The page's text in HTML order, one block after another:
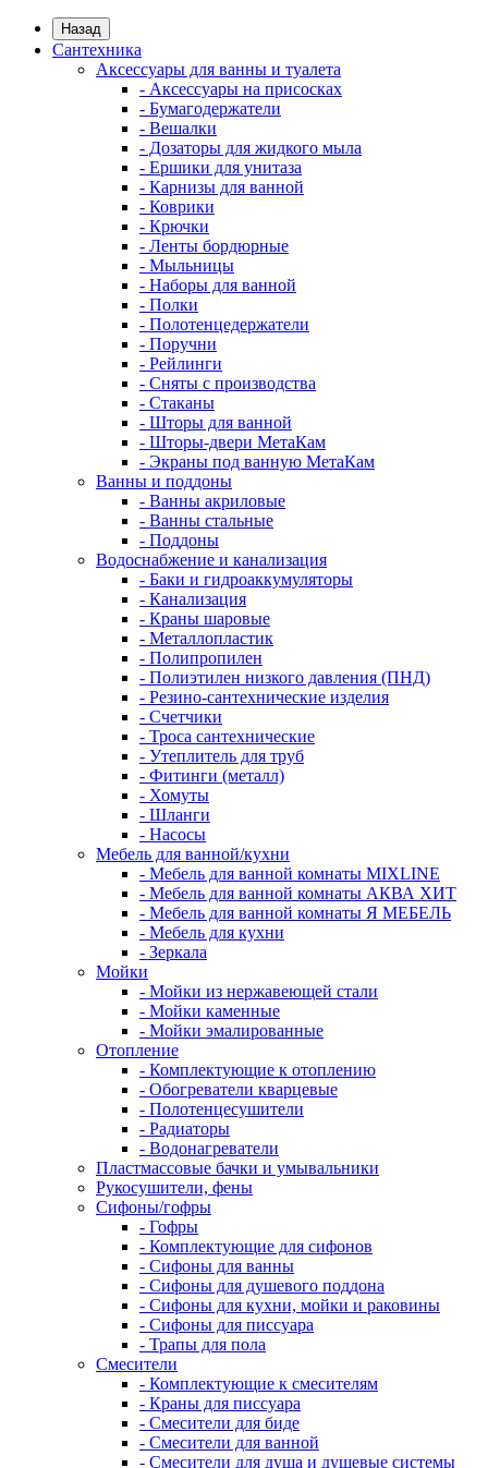
Назад
Сантехника
Аксессуары для ванны и туалета
- Аксессуары на присосках
- Бумагодержатели
- Вешалки
- Дозаторы для жидкого мыла
- Ершики для унитаза
- Карнизы для ванной
- Коврики
- Крючки
- Ленты бордюрные
- Мыльницы
- Наборы для ванной
- Полки
- Полотенцедержатели
- Поручни
- Рейлинги
- Сняты с производства
- Стаканы
- Шторы для ванной
- Шторы-двери МетаКам
- Экраны под ванную МетаКам
Ванны и поддоны
- Ванны акриловые
- Ванны стальные
- Поддоны
Водоснабжение и канализация
- Баки и гидроаккумуляторы
- Канализация
- Краны шаровые
- Металлопластик
- Полипропилен
- Полиэтилен низкого давления (ПНД)
- Резино-сантехнические изделия
- Счетчики
- Троса сантехнические
- Утеплитель для труб
- Фитинги (металл)
- Хомуты
- Шланги
- Насосы
Мебель для ванной/кухни
- Мебель для ванной комнаты MIXLINE
- Мебель для ванной комнаты АКВА ХИТ
- Мебель для ванной комнаты Я МЕБЕЛЬ
- Мебель для кухни
- Зеркала
Мойки
- Мойки из нержавеющей стали
- Мойки каменные
- Мойки эмалированные
Отопление
- Комплектующие к отоплению
- Обогреватели кварцевые
- Полотенцесушители
- Радиаторы
- Водонагреватели
Пластмассовые бачки и умывальники
Рукосушители, фены
Сифоны/гофры
- Гофры
- Комплектующие для сифонов
- Сифоны для ванны
- Сифоны для душевого поддона
- Сифоны для кухни, мойки и раковины
- Сифоны для писсуара
- Трапы для пола
Смесители
- Комплектующие к смесителям
- Краны для писсуара
- Смесители для биде
- Смесители для ванной
- Смесители для душа и душевые системы